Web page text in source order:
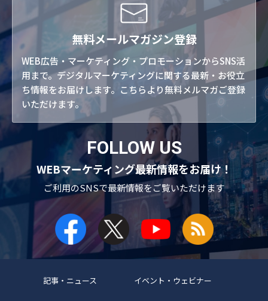
無料メールマガジン登録
WEB広告・マーケティング・プロモーションからSNS活
用まで。デジタルマーケティングに関する最新・お役立
ち情報をお届けします。こちらより無料メルマガご登録
いただけます。
FOLLOW US
WEBマーケティング最新情報をお届け！
ご利用のSNSで最新情報をご覧いただけます
記事・ニュース イベント・ウェビナー